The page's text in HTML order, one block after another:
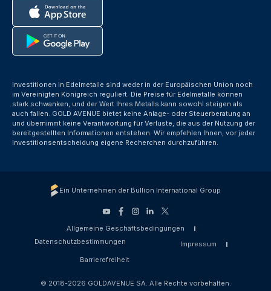
Investitionen in Edelmetalle sind weder in der Europäischen Union noch
im Vereinigten Königreich reguliert. Die Preise für Edelmetalle können
stark schwanken, und der Wert Ihres Metalls kann sowohl steigen als
auch fallen. GOLD AVENUE bietet keine Anlage- oder Steuerberatung an
und übernimmt keine Verantwortung für Verluste, die aus der Nutzung der
bereitgestellten Informationen entstehen. Wir empfehlen Ihnen, vor jeder
Investitionsentscheidung eigene Recherchen durchzuführen.
Ein Unternehmen der Bullion International Group
Allgemeine Geschäftsbedingungen
Datenschutzbestimmungen
Impressum
Barrierefreiheit
© 2018-2026 GOLDAVENUE SA. Alle Rechte vorbehalten.